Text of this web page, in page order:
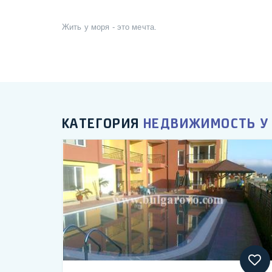
Жить у моря - это мечта.
КАТЕГОРИЯ НЕДВИЖИМОСТЬ